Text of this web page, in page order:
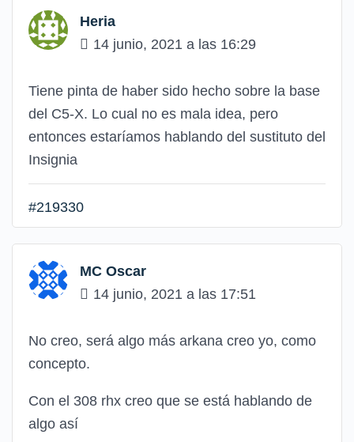
Heria
14 junio, 2021 a las 16:29
Tiene pinta de haber sido hecho sobre la base
del C5-X. Lo cual no es mala idea, pero
entonces estaríamos hablando del sustituto del
Insignia
#219330
MC Oscar
14 junio, 2021 a las 17:51
No creo, será algo más arkana creo yo, como
concepto.
Con el 308 rhx creo que se está hablando de
algo así